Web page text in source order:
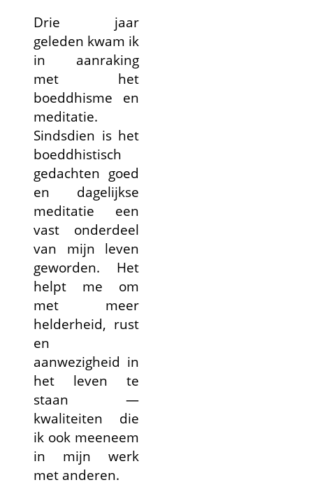
Drie jaar
geleden kwam ik
in aanraking
met het
boeddhisme en
meditatie.
Sindsdien is het
boeddhistisch
gedachten goed
en dagelijkse
meditatie een
vast onderdeel
van mijn leven
geworden. Het
helpt me om
met meer
helderheid, rust
en
aanwezigheid in
het leven te
staan —
kwaliteiten die
ik ook meeneem
in mijn werk
met anderen.